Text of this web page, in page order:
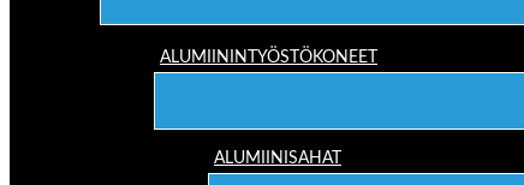
ALUMIININTYÖSTÖKONEET
ALUMIINISAHAT